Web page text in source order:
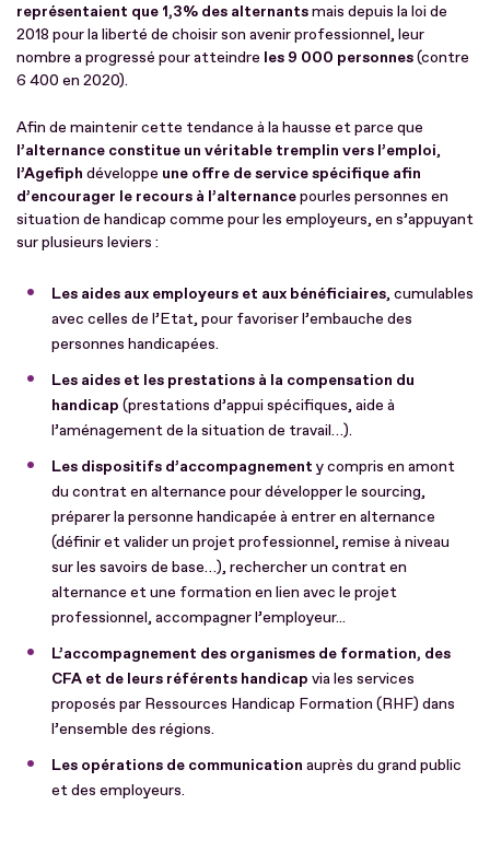
représentaient que 1,3% des alternantsmais depuis la loi de
2018 pour la liberté de choisir son avenir professionnel, leur
nombre a progressé pour atteindre les 9 000 personnes(contre
6 400 en 2020).
Afin de maintenir cette tendance à la hausse et parce que
l’alternance constitue un véritable tremplin vers l’emploi,
l’Agefiph développe une offre de service spécifique afin
d’encourager le recours à l’alternancepourles personnes en
situation de handicap comme pour les employeurs, en s’appuyant
sur plusieurs leviers :
Les aides aux employeurs et aux bénéficiaires, cumulables
avec celles de l’Etat, pour favoriser l’embauche des
personnes handicapées.
Les aides et les prestations à la compensation du
handicap (prestations d’appui spécifiques, aide à
l’aménagement de la situation de travail…).
Les dispositifs d’accompagnement y compris en amont
du contrat en alternance pour développer le sourcing,
préparer la personne handicapée à entrer en alternance
(définir et valider un projet professionnel, remise à niveau
sur les savoirs de base…), rechercher un contrat en
alternance et une formation en lien avec le projet
professionnel, accompagner l’employeur...
L’accompagnement des organismes de formation, des
CFA et de leurs référents handicap via les services
proposés par Ressources Handicap Formation (RHF) dans
l’ensemble des régions.
Les opérations de communication auprès du grand public
et des employeurs.